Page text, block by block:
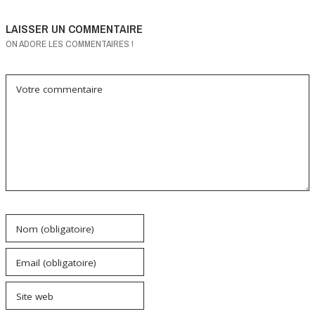
LAISSER UN COMMENTAIRE
ON ADORE LES COMMENTAIRES !
Votre commentaire
Nom (obligatoire)
Email (obligatoire)
Site web